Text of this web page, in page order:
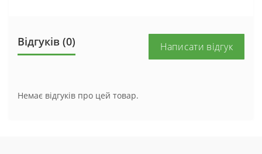
Відгуків (0) Написати відгук
Немає відгуків про цей товар.